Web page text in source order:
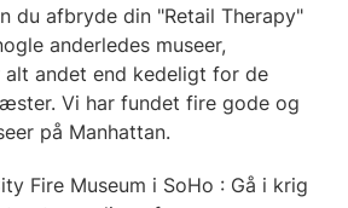
du afbryde din "Retail Therapy"
anderledes museer,
andet end kedeligt for de
Vi har fundet fire gode og
på Manhattan.
Fire Museum i SoHo : Gå i krig